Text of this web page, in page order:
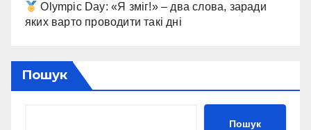
Olympic Day: «Я зміг!» – два слова, заради
яких варто проводити такі дні
Пошук
Пошук